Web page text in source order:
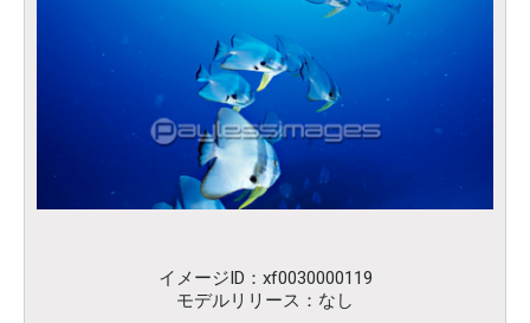
イメージID：xf0030000119
モデルリリース：なし